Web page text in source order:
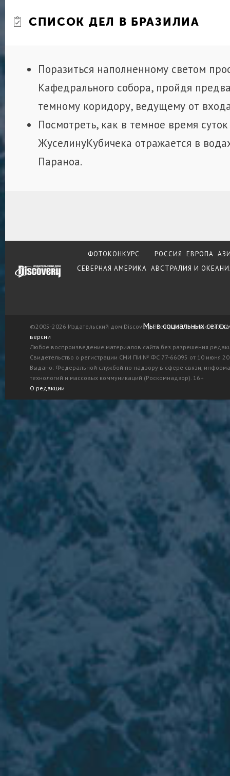
СПИСОК ДЕЛ В БРАЗИЛИА
Поразиться наполненному светом
Кафедрального собора, пройдя
темному коридору, ведущему от
Посмотреть, как в темное время
ЖуселинуКубичека отражается в
Параноа.
ФОТОКОНКУРС РОССИЯ ЕВРОПА
СЕВЕРНАЯ АМЕРИКА АВСТРАЛИЯ И
©2005-2026 Издательский дом Discovery. Все права защищены.
версии
Любое воспроизведение материалов сайта без разрешения
Свидетельство о регистрации СМИ ПИ № ФС 77-66095 от 10 июня
Выдано: Федеральной службой по надзору в сфере связи,
технологий и массовых коммуникаций (Роскомнадзор). 16+
О редакции
Мы в социальных сетях: